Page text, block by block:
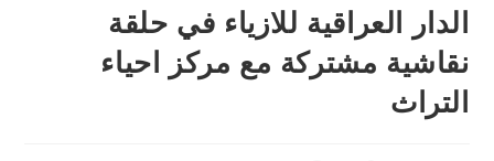
الدار العراقية للازياء في حلقة
نقاشية مشتركة مع مركز احياء
التراث